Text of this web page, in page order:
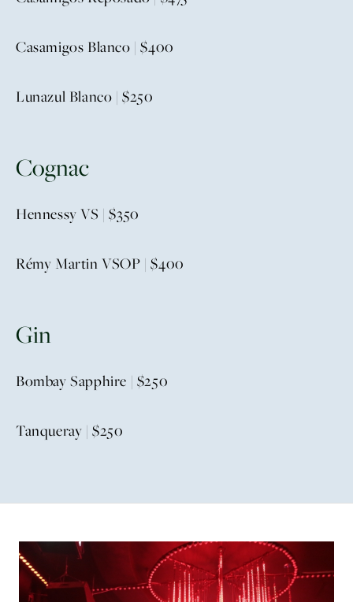
Casamigos Blanco | $400
Lunazul Blanco | $250
Cognac
Hennessy VS | $350
Rémy Martin VSOP | $400
Gin
Bombay Sapphire | $250
Tanqueray | $250